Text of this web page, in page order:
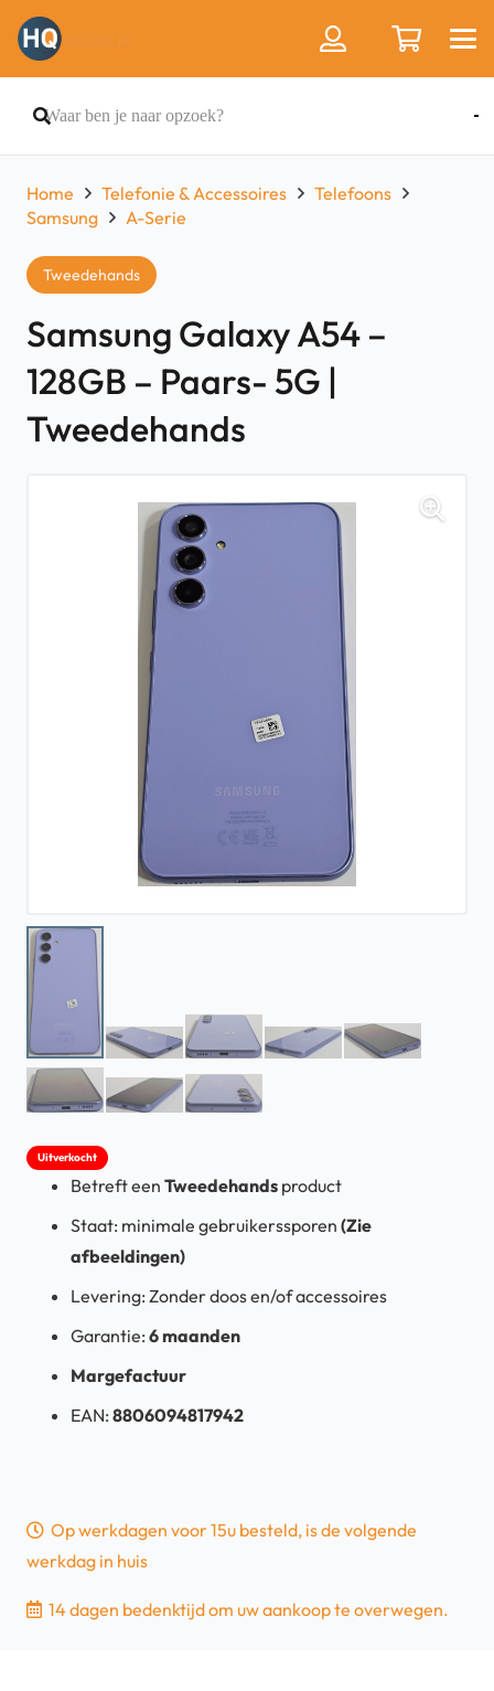
Home Telefonie & Accessoires
Telefoons
Samsung
A-Serie
Tweedehands
Samsung Galaxy A54 –
128GB – Paars- 5G |
Tweedehands
Uitverkocht
Betreft een Tweedehands product
Staat: minimale gebruikerssporen (Zie
afbeeldingen)
Levering: Zonder doos en/of accessoires
Garantie: 6 maanden
Margefactuur
EAN: 8806094817942
Op werkdagen voor 15u besteld, is de volgende
werkdag in huis
14 dagen bedenktijd om uw aankoop te overwegen.